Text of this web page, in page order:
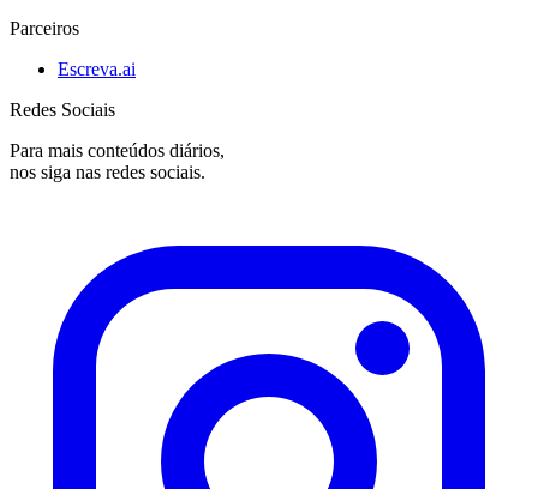
Parceiros
Escreva.ai
Redes Sociais
Para mais conteúdos diários,
nos siga nas redes sociais.